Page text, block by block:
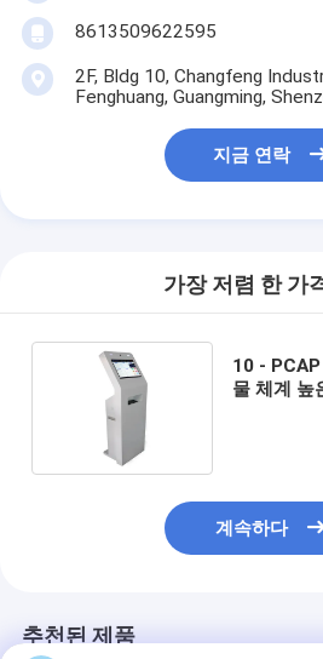
8613509622595
2F, Bldg 10, Changfeng
Fenghuang, Guangming,
지금 연락
가장 저렴 한 가
10 -
물 체계 높
계속하다
추천된 제품